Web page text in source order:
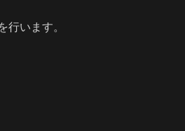
行います。